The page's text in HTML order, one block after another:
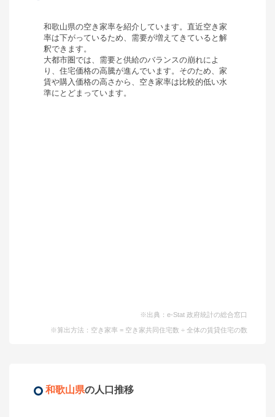
和歌山県の空き家率を紹介しています。直近空き家
率は下がっているため、需要が増えてきている と解
釈できます。
大都市圏では、需要と供給のバランスの崩れによ
り、住宅価格の高騰が進んでいます。そのため、家
賃や購入価格の高さから、空き家率は比較的低い水
準にとどまっています。
※出典：e-Stat 政府統計の総合窓口
※算出方法：空き家率 = 空き家共同住宅数 ÷ 全体の賃貸住宅の数
和歌山県の人口推移